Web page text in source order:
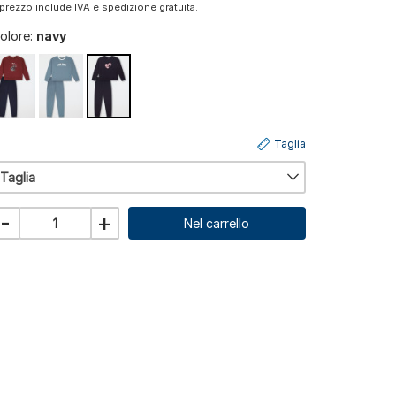
include IVA e spedizione gratuita.
navy
Taglia
Taglia
- + Nel carrello